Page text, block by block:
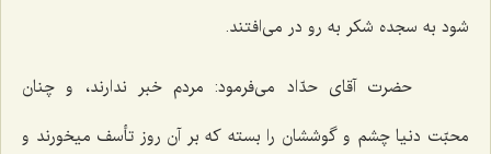
شود به سجده شکر به رو در می‌افتند.
حضرت آقای حدّاد می‌فرمود: مردم خبر ندارند، و چنان
محبّت دنیا چشم و گوششان را بسته که بر آن روز تأسف میخورند و